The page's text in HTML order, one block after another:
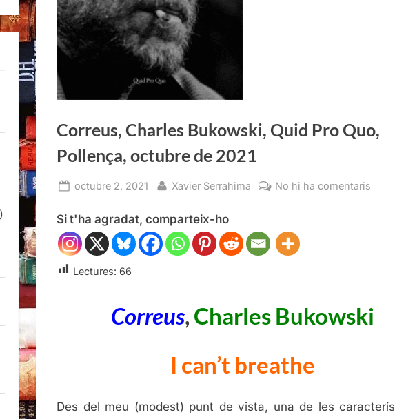
Correus, Charles Bukowski, Quid Pro Quo,
Pollença, octubre de 2021
Posted
octubre 2, 2021 By
Xavier Serrahima No hi ha comentaris
Si t'ha agradat, comparteix-ho
Lectures: 66
Correus,Charles Bukowski
I can’t breathe
Des del meu (modest) punt de vista, una de les